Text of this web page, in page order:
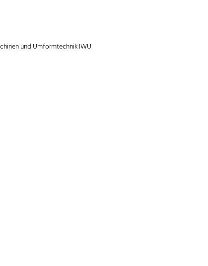
und Umformtechnik IWU